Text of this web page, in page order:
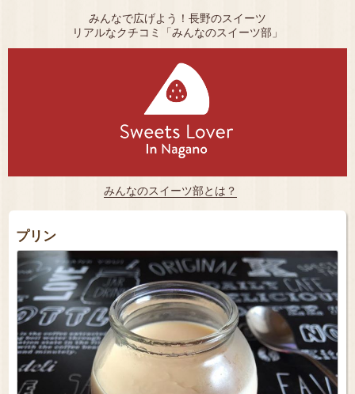
みんなで広げよう！長野のスイーツ
リアルなクチコミ「みんなのスイーツ部」
みんなのスイーツ部とは？
プリン